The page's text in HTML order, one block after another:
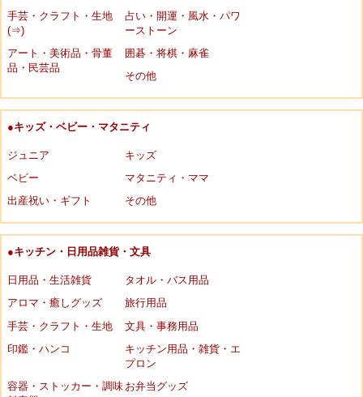
手芸・クラフト・生地
(⇒)
占い・開運・風水・パワ
ーストーン
アート・美術品・骨董
品・民芸品
囲碁・将棋・麻雀
その他
●キッズ・ベビー・マタニティ
ジュニア
キッズ
ベビー
マタニティ・ママ
出産祝い・ギフト
その他
●キッチン・日用品雑貨・文具
日用品・生活雑貨
タオル・バス用品
アロマ・癒しグッズ
旅行用品
手芸・クラフト・生地
文具・事務用品
印鑑・ハンコ
キッチン用品・雑貨・エ
プロン
容器・ストッカー・調味 お弁当グッズ